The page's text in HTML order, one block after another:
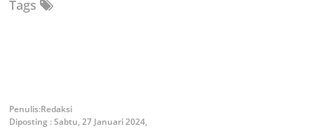
Tags
Redaksi
Diposting :Sabtu, 27 Januari 2024,